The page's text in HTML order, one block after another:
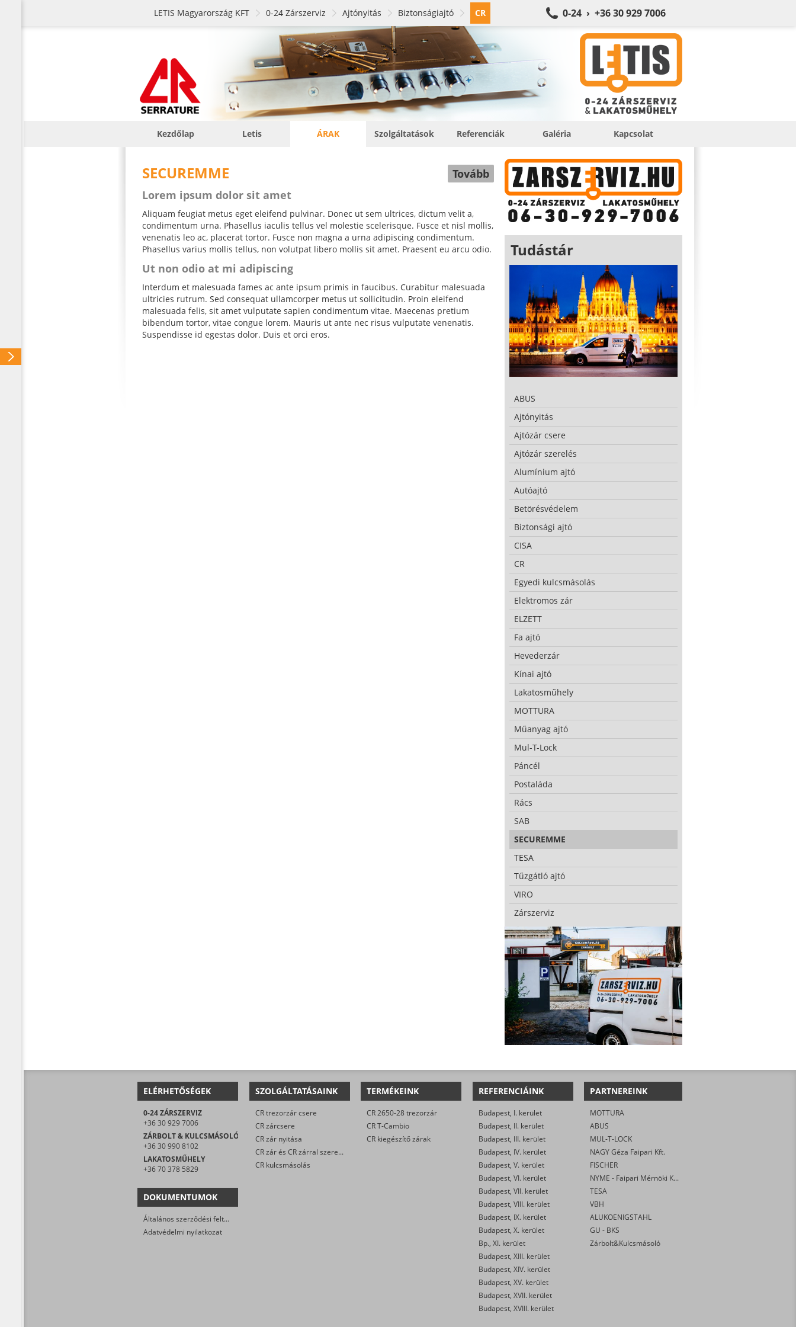
LETIS Magyarország KFT 0-24 Zárszerviz Ajtónyitás Biztonságiajtó CR 0-24 › +36 30 929 7006
Kezdőlap Letis ÁRAK Szolgáltatások Referenciák Galéria Kapcsolat
SECUREMME
Tovább
Lorem ipsum dolor sit amet
Aliquam feugiat metus eget eleifend pulvinar. Donec ut sem ultrices, dictum velit a,
condimentum urna. Phasellus iaculis tellus vel molestie scelerisque. Fusce et nisl mollis,
venenatis leo ac, placerat tortor. Fusce non magna a urna adipiscing condimentum.
Phasellus varius mollis tellus, non volutpat libero mollis sit amet. Praesent eu arcu odio.
Ut non odio at mi adipiscing
Interdum et malesuada fames ac ante ipsum primis in faucibus. Curabitur malesuada
ultricies rutrum. Sed consequat ullamcorper metus ut sollicitudin. Proin eleifend
malesuada felis, sit amet vulputate sapien condimentum vitae. Maecenas pretium
bibendum tortor, vitae congue lorem. Mauris ut ante nec risus vulputate venenatis.
Suspendisse id egestas dolor. Duis et orci eros.
Tudástár
ABUS
Ajtónyitás
Ajtózár csere
Ajtózár szerelés
Alumínium ajtó
Autóajtó
Betörésvédelem
Biztonsági ajtó
CISA
CR
Egyedi kulcsmásolás
Elektromos zár
ELZETT
Fa ajtó
Hevederzár
Kínai ajtó
Lakatosműhely
MOTTURA
Műanyag ajtó
Mul-T-Lock
Páncél
Postaláda
Rács
SAB
SECUREMME
TESA
Tűzgátló ajtó
VIRO
Zárszerviz
ELÉRHETŐSÉGEK
0-24 ZÁRSZERVIZ
+36 30 929 7006
ZÁRBOLT & KULCSMÁSOLÓ
+36 30 990 8102
LAKATOSMŰHELY
+36 70 378 5829
DOKUMENTUMOK
Általános szerződési feltételek
Adatvédelmi nyilatkozat
SZOLGÁLTATÁSAINK
CR trezorzár csere
CR zárcsere
CR zár nyitása
CR zár és CR zárral szerelt biztonsági ajtó javítása
CR kulcsmásolás
TERMÉKEINK
CR 2650-28 trezorzár
CR T-Cambio
CR kiegészítő zárak
REFERENCIÁINK
Budapest, I. kerület
Budapest, II. kerület
Budapest, III. kerület
Budapest, IV. kerület
Budapest, V. kerület
Budapest, VI. kerület
Budapest, VII. kerület
Budapest, VIII. kerület
Budapest, IX. kerület
Budapest, X. kerület
Bp., XI. kerület
Budapest, XIII. kerület
Budapest, XIV. kerület
Budapest, XV. kerület
Budapest, XVII. kerület
Budapest, XVIII. kerület
PARTNEREINK
MOTTURA
ABUS
MUL-T-LOCK
NAGY Géza Faipari Kft.
FISCHER
NYME - Faipari Mérnöki Kar
TESA
VBH
ALUKOENIGSTAHL
GU - BKS
Zárbolt&Kulcsmásoló